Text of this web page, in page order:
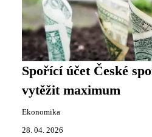
Spořící účet České
vytěžit maximum
Ekonomika
28. 04. 2026